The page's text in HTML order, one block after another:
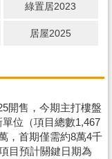
綠置居2023
居屋2025
開售，今期主打樓盤
位（項目總數1,467
，首期僅需約8萬4千
目預計關鍵日期為